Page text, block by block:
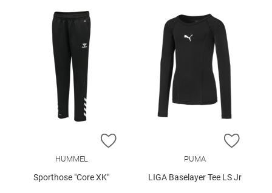
ZUR WUNSCHLISTE HINZUFÜGEN
HUMMEL
Sporthose "Core XK"
ZUR
PUMA
LIGA Baselayer Tee LS Jr